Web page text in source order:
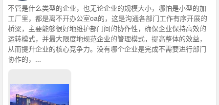
不管是什么类型的企业，也无论企业的规模大小，哪怕是小型的加
工厂里，都是离不开办公室oa的，这是沟通各部门工作有序开展的
桥梁，主要能够很好地维护部门间的协作性，确保企业保持高效的
运转模式，并最大限度地规范企业的管理模式，提高整体的效益，
从而提升企业的核心竞争力。没有哪个企业是完成不需要进行部门
协作的，...